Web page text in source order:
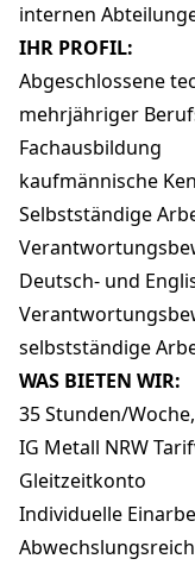
internen
IHR PROFIL:
Abgeschlossene
mehrjähriger
Fachausbildung
kaufmännische
Selbstständige
Deutsch- und
selbstständige
WAS BIETEN WIR:
35 Stunden/
IG Metall NRW
Gleitzeitkonto
Individuelle